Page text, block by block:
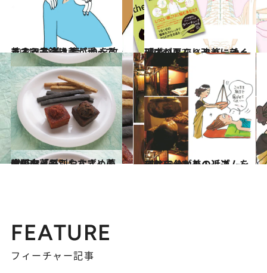
2014.8.28
まるで子泣き爺が乗ってるよう！ 首・肩こりを改善する方法は？
ライフスタイル 2013.12.26
『こりトレ』ラバーチューブが肩こり改善に効く理由
ライフスタイル
2013.3.24
大阪市「ねこやなぎ」の体質タイプ別おすすめ薬膳のお菓子
グルメ 2012.9.19
夜は自分なりのリズムを刻むことが美の近道
ビューティ＆ヘルス
FEATURE
フィーチャー記事